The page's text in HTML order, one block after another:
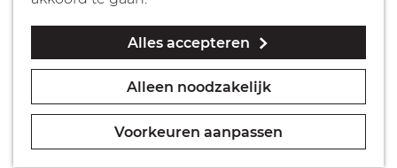
Alles accepteren
Alleen noodzakelijk
Voorkeuren aanpassen
Geocachen
Naar het museum